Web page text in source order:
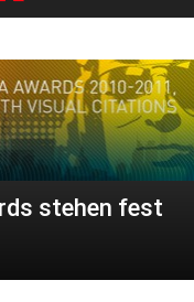
stehen fest